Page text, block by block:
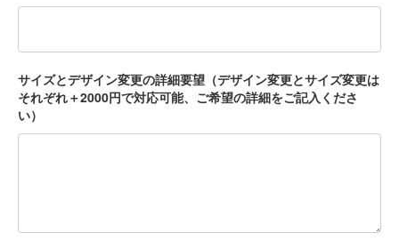
サイズとデザイン変更の詳細要望（デザイン変更とサイズ変更は
それぞれ＋2000円で対応可能、ご希望の詳細をご記入くださ
い）